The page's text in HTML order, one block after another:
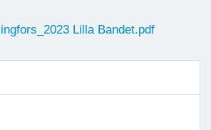
Lilla Bandet.pdf